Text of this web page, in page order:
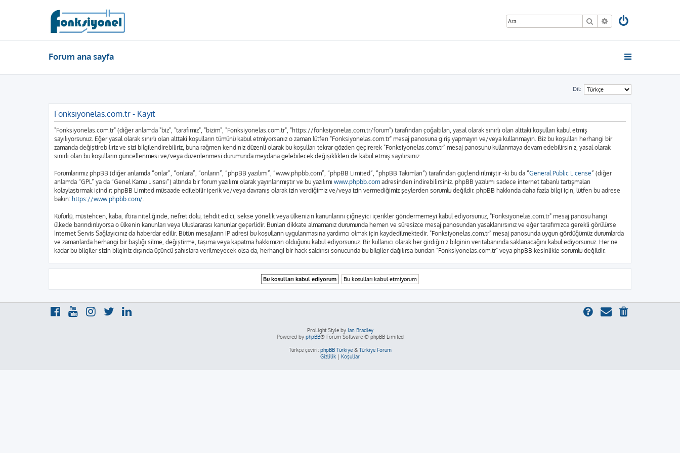
Ara Gelişmiş arama
Forum ana sayfa
Dil:
Fonksiyonelas.com.tr - Kayıt
"Fonksiyonelas.com.tr" (diğer anlamda "biz", "tarafımız", "bizim", "Fonksiyonelas.com.tr", "https://fonksiyonelas.com.tr/forum") tarafından çoğaltılan, yasal olarak sınırlı olan alttaki koşulları kabul etmiş
sayılıyorsunuz. Eğer yasal olarak sınırlı olan alttaki koşulların tümünü kabul etmiyorsanız o zaman lütfen "Fonksiyonelas.com.tr" mesaj panosuna giriş yapmayın ve/veya kullanmayın. Biz bu koşulları herhangi bir
zamanda değiştirebiliriz ve sizi bilgilendirebiliriz, buna rağmen kendiniz düzenli olarak bu koşulları tekrar gözden geçirerek "Fonksiyonelas.com.tr" mesaj panosunu kullanmaya devam edebilirsiniz, yasal olarak
sınırlı olan bu koşulların güncellenmesi ve/veya düzenlenmesi durumunda meydana gelebilecek değişiklikleri de kabul etmiş sayılırsınız.
Forumlarımız phpBB (diğer anlamda “onlar”, “onlara”, “onların”, “phpBB yazılımı”, “www.phpbb.com”, “phpBB Limited”, “phpBB Takımları”) tarafından güçlendirilmiştir -ki bu da “General Public License” (diğer
anlamda “GPL” ya da “Genel Kamu Lisansı”) altında bir forum yazılımı olarak yayınlanmıştır ve bu yazılımı www.phpbb.com adresinden indirebilirsiniz. phpBB yazılımı sadece internet tabanlı tartışmaları
kolaylaştırmak içindir; phpBB Limited müsaade edilebilir içerik ve/veya davranış olarak izin verdiğimiz ve/veya izin vermediğimiz şeylerden sorumlu değildir. phpBB hakkında daha fazla bilgi için, lütfen bu adrese
bakın: https://www.phpbb.com/
Küfürlü, müstehcen, kaba, iftira niteliğinde, nefret dolu, tehdit edici, sekse yönelik veya ülkenizin kanunlarını çiğneyici içerikler göndermemeyi kabul ediyorsunuz, "Fonksiyonelas.com.tr" mesaj panosu hangi
ülkede barındırılıyorsa o ülkenin kanunları veya Uluslararası kanunlar geçerlidir. Bunları dikkate almamanız durumunda hemen ve süresizce mesaj panosundan yasaklanırsınız ve eğer tarafımızca gerekli görülürse
İnternet Servis Sağlayıcınız da haberdar edilir. Bütün mesajların IP adresi bu koşulların uygulanmasına yardımcı olmak için kaydedilmektedir. "Fonksiyonelas.com.tr" mesaj panosunda uygun gördüğümüz durumlarda
ve zamanlarda herhangi bir başlığı silme, değiştirme, taşıma veya kapatma hakkımızın olduğunu kabul ediyorsunuz. Bir kullanıcı olarak her girdiğiniz bilginin veritabanında saklanacağını kabul ediyorsunuz. Her ne
kadar bu bilgiler sizin bilginiz dışında üçüncü şahıslara verilmeyecek olsa da, herhangi bir hack saldırısı sonucunda bu bilgiler dağılırsa bundan "Fonksiyonelas.com.tr" veya phpBB kesinlikle sorumlu değildir.
ProLight Style by Ian Bradley
Powered by phpBB® Forum Software © phpBB Limited
Türkçe çeviri: phpBB Türkiye& Türkiye Forum
Gizlilik | Koşullar